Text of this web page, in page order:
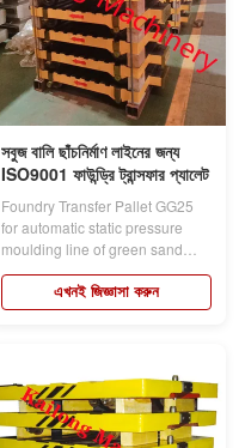
সবুজ বালি ছাঁচনির্মাণ লাইনের জন্য
ISO9001 ফাউন্ড্রি ট্রান্সফার প্যালেট
Foundry Transfer Pallet GG25
for automatic static pressure
moulding line of green sand
Products...
এখনই জিজ্ঞাসা করুন